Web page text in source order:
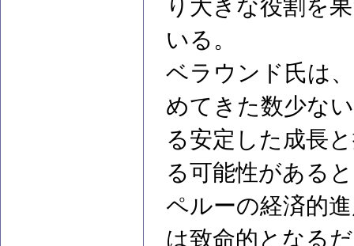
り大きな役割を
いる。
ベラウンド氏は
めてきた数少な
る安定した成長
る可能性がある
ペルーの経済的
は致命的となる